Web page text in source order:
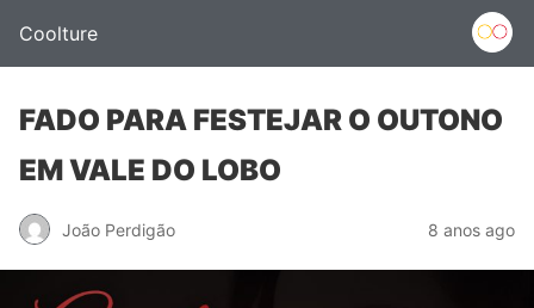
Coolture
FADO PARA FESTEJAR O OUTONO
EM VALE DO LOBO
João Perdigão 8 anos ago